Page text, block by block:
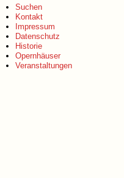
Suchen
Kontakt
Impressum
Datenschutz
Historie
Opernhäuser
Veranstaltungen